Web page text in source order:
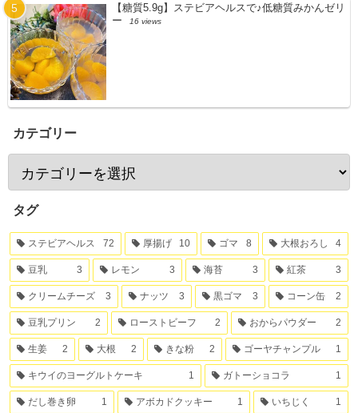
【糖質5.9g】ステビアヘルスで♪低糖質みかんゼリ
ー
16 views
カテゴリー
タグ
ステビアヘルス 72 厚揚げ 10 ゴマ 8 大根おろし 4
豆乳 3 レモン 3 海苔 3 紅茶 3
クリームチーズ 3 ナッツ 3 黒ゴマ 3 コーン缶 2
豆乳プリン 2 ローストビーフ 2 おからパウダー 2
生姜 2 大根 2 きな粉 2 ゴーヤチャンプル 1
キウイのヨーグルトケーキ 1 ガトーショコラ 1
だし巻き卵 1 アボカドクッキー 1 いちじく 1